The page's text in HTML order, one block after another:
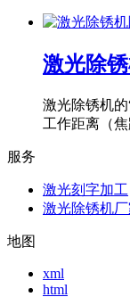
激光除
激光除锈机
工作距离（
服务
激光刻字加工
激光除锈机厂
地图
xml
html